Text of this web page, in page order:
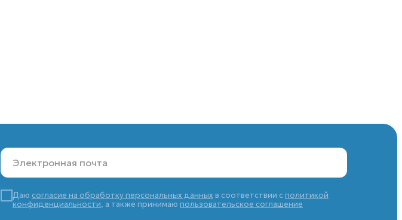
Даю согласие на обработку персональных данных в соответствии с политикой
конфиденциальности, а также принимаю пользовательское соглашение